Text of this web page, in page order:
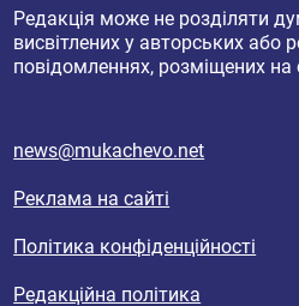
Редакція може не розділяти
висвітлених у авторських або
повідомленнях, розміщених на
news@mukachevo.net
Реклама на сайті
Політика конфіденційності
Редакційна політика